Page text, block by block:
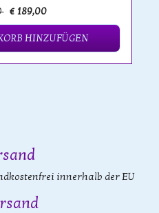
€ 189,00
HINZUFÜGEN
innerhalb der EU